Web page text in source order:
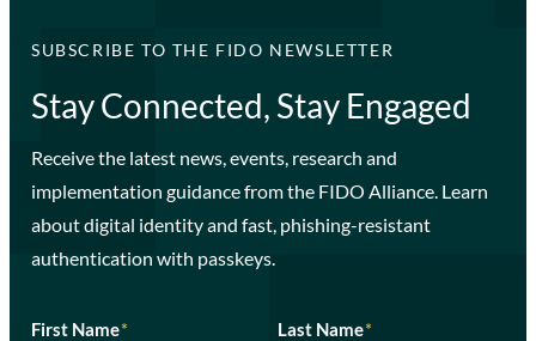
SUBSCRIBE TO THE FIDO NEWSLETTER
Stay Connected, Stay Engaged
Receive the latest news, events, research and
implementation guidance from the FIDO Alliance. Learn
about digital identity and fast, phishing-resistant
authentication with passkeys.
First Name* Last Name*